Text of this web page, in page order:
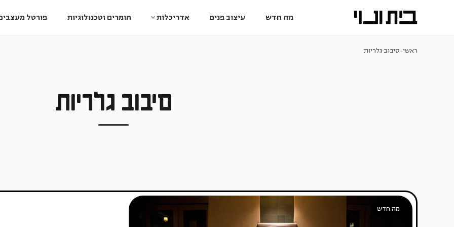
מה חדש עיצוב פנים אדריכלות חומרים וטכנולוגיות פורטל
ראשי>סיבוב גלריות
סיבוב גלריות
מה חדש